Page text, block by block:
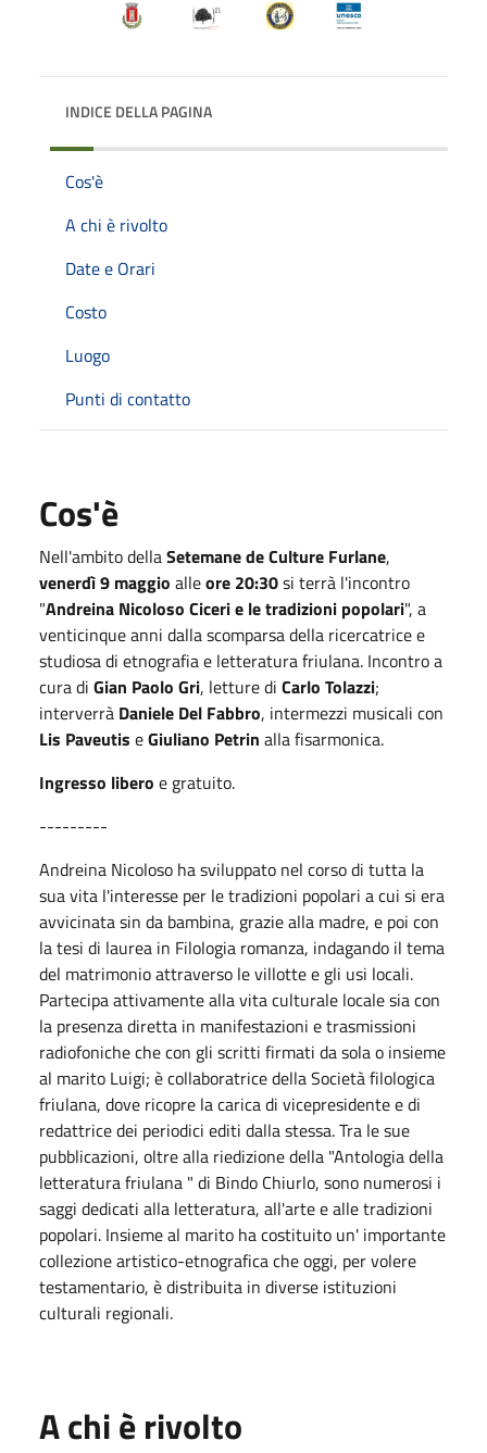
INDICE DELLA PAGINA
Cos'è
A chi è rivolto
Date e Orari
Costo
Luogo
Punti di contatto
Cos'è
Nell'ambito dellaSetemane de Culture Furlane,
venerdì 9 maggio alleore 20:30si terrà l'incontro
"Andreina Nicoloso Ciceri e le tradizioni popolari", a
venticinque anni dalla scomparsa della ricercatrice e
studiosa di etnografia e letteratura friulana. Incontro a
cura di Gian Paolo Gri, letture di Carlo Tolazzi;
interverrà Daniele Del Fabbro, intermezzi musicali con
Lis Paveutis eGiuliano Petrin alla fisarmonica.
Ingresso libero e gratuito.
---------
Andreina Nicoloso ha sviluppato nel corso di tutta la
sua vita l'interesse per le tradizioni popolari a cui si era
avvicinata sin da bambina, grazie alla madre, e poi con
la tesi di laurea in Filologia romanza, indagando il tema
del matrimonio attraverso le villotte e gli usi locali.
Partecipa attivamente alla vita culturale locale sia con
la presenza diretta in manifestazioni e trasmissioni
radiofoniche che con gli scritti firmati da sola o insieme
al marito Luigi; è collaboratrice della Società filologica
friulana, dove ricopre la carica di vicepresidente e di
redattrice dei periodici editi dalla stessa. Tra le sue
pubblicazioni, oltre alla riedizione della "Antologia della
letteratura friulana " di Bindo Chiurlo, sono numerosi i
saggi dedicati alla letteratura, all'arte e alle tradizioni
popolari. Insieme al marito ha costituito un' importante
collezione artistico-etnografica che oggi, per volere
testamentario, è distribuita in diverse istituzioni
culturali regionali.
A chi è rivolto